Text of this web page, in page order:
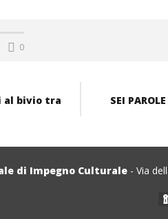
0
al bivio tra
SEI
di Impegno Culturale - Via